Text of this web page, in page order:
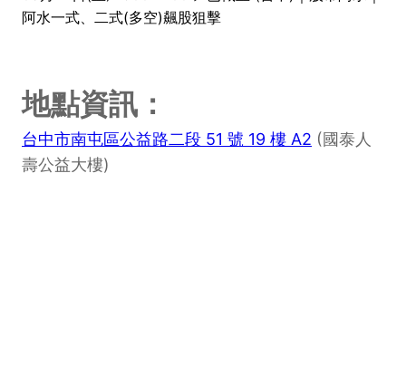
阿水一式、二式(多空)飆股狙擊
地點資訊：
台中市南屯區公益路二段 51 號 19 樓 A2 (國泰人
壽公益大樓)